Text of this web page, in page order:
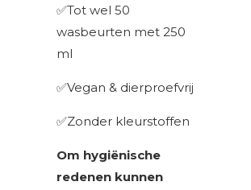
✅Tot wel 50
wasbeurten met 250
ml
✅Vegan & dierproefvrij
✅Zonder kleurstoffen
Om hygiënische
redenen kunnen